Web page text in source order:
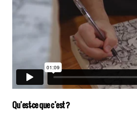
Qu’est-ce que c’est ?